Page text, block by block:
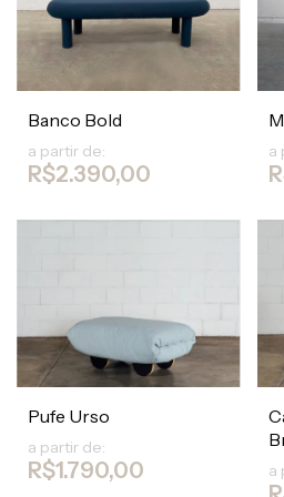
Banco Bold
a partir de:
R$2.390,00
a
Pufe Urso
a partir de:
R$1.790,00 a